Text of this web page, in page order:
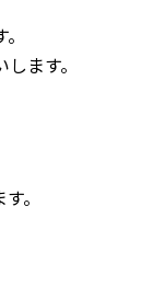
ます。
。